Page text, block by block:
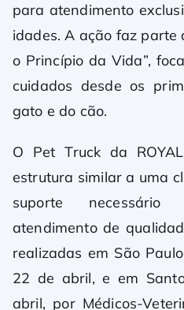
para atendimento
idades. A ação faz parte
o Princípio da Vida”,
cuidados desde os
gato e do cão.
O Pet Truck da
estrutura similar a uma
suporte
atendimento de
realizadas em São
22 de abril, e em
abril, por Médicos-